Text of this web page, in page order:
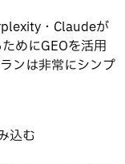
・Claudeが
めにGEOを活用
ンは非常にシンプ
込む